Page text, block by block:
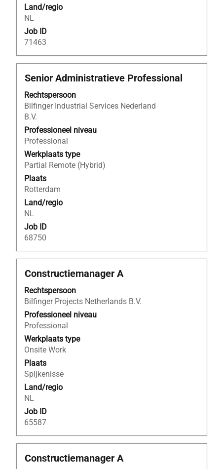
Land/regio
NL
Job ID
71463
geven.
Titel
Senior Administratieve Professional
Rechtspersoon
Bilfinger Industrial Services Nederland
B.V.
Professioneel niveau
Professional
Werkplaats type
Partial Remote (Hybrid)
Plaats
Rotterdam
Land/regio
NL
Job ID
68750
Selecteer
spatiebalk
om
de
volledige
inhoud
van
de
functiegegevens
weer
te
geven.
Titel
Constructiemanager A
Rechtspersoon
Bilfinger Projects Netherlands B.V.
Professioneel niveau
Professional
Werkplaats type
Onsite Work
Plaats
Spijkenisse
Land/regio
NL
Job ID
65587
Selecteer
spatiebalk
om
de
volledige
inhoud
van
de
functiegegevens
weer
te
geven.
Titel
Constructiemanager A
Selecteer